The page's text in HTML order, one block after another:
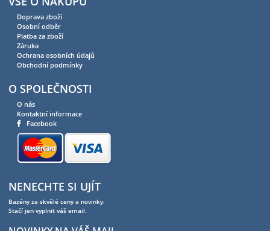
Doprava zboží
Osobní odběr
Platba za zboží
Záruka
Ochrana osobních údajů
Obchodní podmínky
O SPOLEČNOSTI
O nás
Kontaktní informace
Facebook
NENECHTE SI UJÍT
Bazény za skvělé ceny a novinky.
Stačí jen vyplnit váš email.